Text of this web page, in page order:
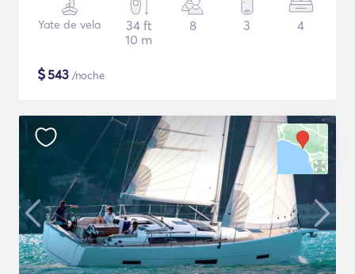
Yate de vela
34 ft
10 m
8 3 4
$543 /noche